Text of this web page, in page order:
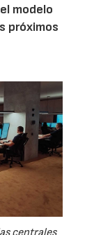
modelo
próximos
centrales